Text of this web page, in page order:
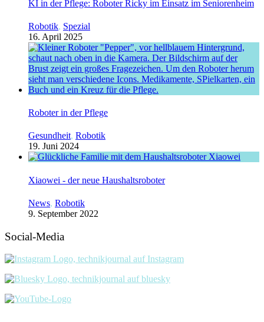
KI in der Pflege: Roboter Ricky im Einsatz im Seniorenheim
Robotik, Spezial
16. April 2025
Roboter in der Pflege
Gesundheit, Robotik
19. Juni 2024
Xiaowei - der neue Haushaltsroboter
News, Robotik
9. September 2022
Social-Media